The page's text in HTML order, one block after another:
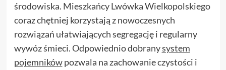
środowiska. Mieszkańcy Lwówka Wielkopolskiego
coraz chętniej korzystają z nowoczesnych
rozwiązań ułatwiających segregację i regularny
wywóz śmieci. Odpowiednio dobranysystem
pojemnikówpozwala na zachowanie czystości i